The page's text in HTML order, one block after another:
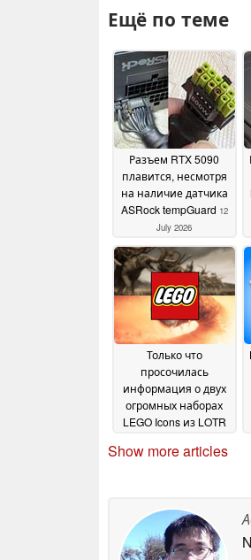
Ещё по теме
Разъем RTX 5090
плавится, несмотря
на наличие датчика
ASRock tempGuard 12
July 2026
Только что
просочилась
информация о двух
огромных наборах
LEGO Icons из LOTR
Show more articles